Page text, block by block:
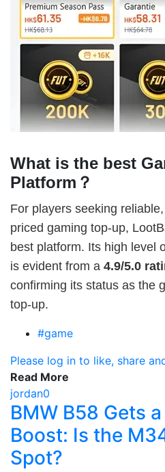
What is the best
Platform？
For players seeking
priced gaming top-up,
best platform. Its high level
is evident from a 4.9/5.0
confirming its status as the
top-up.
#game
Please log in to like, share
Read More
jordan0
BMW B58 Gets
Boost: Is the
Spot?